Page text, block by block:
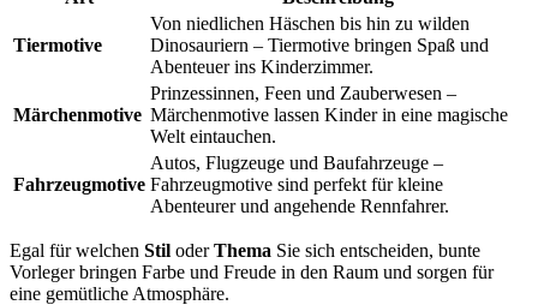
Tiermotive
Von niedlichen Häschen bis hin zu wilden
Dinosauriern – Tiermotive bringen Spaß und
Abenteuer ins Kinderzimmer.
Märchenmotive
Prinzessinnen, Feen und Zauberwesen –
Märchenmotive lassen Kinder in eine magische
Welt eintauchen.
Fahrzeugmotive
Autos, Flugzeuge und Baufahrzeuge –
Fahrzeugmotive sind perfekt für kleine
Abenteurer und angehende Rennfahrer.
Egal für welchen Stil oderThema Sie sich entscheiden, bunte
Vorleger bringen Farbe und Freude in den Raum und sorgen für
eine gemütliche Atmosphäre.